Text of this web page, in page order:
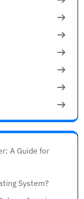
A Guide for
System?